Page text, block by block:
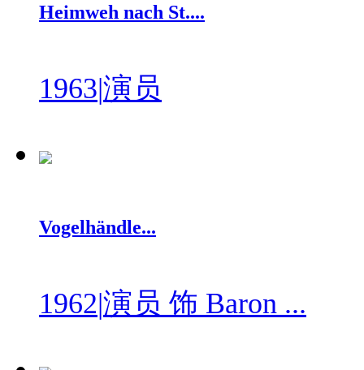
Heimweh nach St....
1963|演员
Vogelhändle...
1962|演员 饰 Baron ...